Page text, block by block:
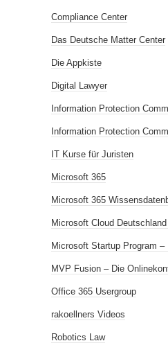
Compliance Center
Das Deutsche Matter Center
Die Appkiste
Digital Lawyer
Information Protection
Information Protection
IT Kurse für Juristen
Microsoft 365
Microsoft 365
Microsoft Cloud
Microsoft Startup Program –
MVP Fusion – Die
Office 365 Usergroup
rakoellners Videos
Robotics Law